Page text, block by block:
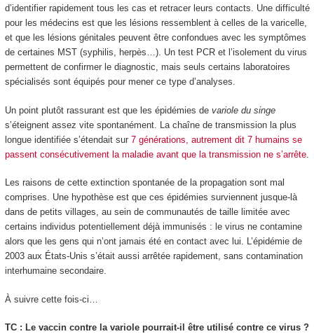
d’identifier rapidement tous les cas et retracer leurs contacts. Une difficulté
pour les médecins est que les lésions ressemblent à celles de la varicelle,
et que les lésions génitales peuvent être confondues avec les symptômes
de certaines MST (syphilis, herpès…). Un test PCR et l’isolement du virus
permettent de confirmer le diagnostic, mais seuls certains laboratoires
spécialisés sont équipés pour mener ce type d’analyses.
Un point plutôt rassurant est que les épidémies de variole du singe
s’éteignent assez vite spontanément. La chaîne de transmission la plus
longue identifiée s’étendait sur 7 générations, autrement dit 7 humains se
passent consécutivement la maladie avant que la transmission ne s’arrête.
Les raisons de cette extinction spontanée de la propagation sont mal
comprises. Une hypothèse est que ces épidémies surviennent jusque-là
dans de petits villages, au sein de communautés de taille limitée avec
certains individus potentiellement déjà immunisés : le virus ne contamine
alors que les gens qui n’ont jamais été en contact avec lui. L’épidémie de
2003 aux États-Unis s’était aussi arrêtée rapidement, sans contamination
interhumaine secondaire.
À suivre cette fois-ci…
TC : Le vaccin contre la variole pourrait-il être utilisé contre ce virus ?